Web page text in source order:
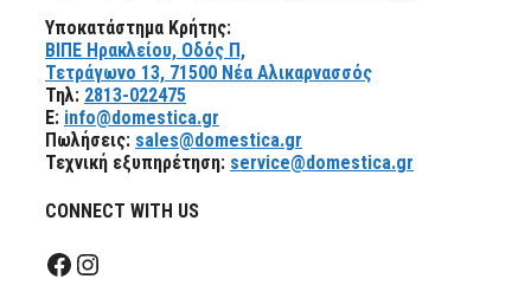
Υποκατάστημα Κρήτης:
ΒΙΠΕ Ηρακλείου, Οδός Π,
Τετράγωνο 13, 71500 Νέα Αλικαρνασσός
Τηλ: 2813-022475
E: info@domestica.gr
Πωλήσεις: sales@domestica.gr
Τεχνική εξυπηρέτηση: service@domestica.gr
CONNECT WITH US
Facebook
Instagram